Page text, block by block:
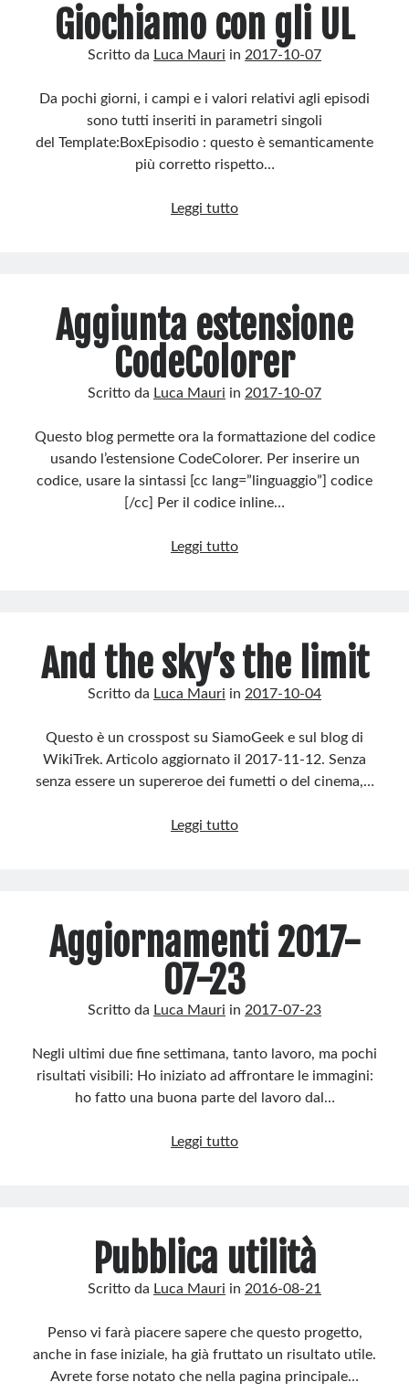
Giochiamo con gli UL
Scritto da Luca Mauri in 2017-10-07
Da pochi giorni, i campi e i valori relativi agli episodi
sono tutti inseriti in parametri singoli
del Template:BoxEpisodio : questo è semanticamente
più corretto rispetto…
Leggi tuttoGiochiamo
Aggiunta estensione
CodeColorer
Scritto da Luca Mauri in 2017-10-07
Questo blog permette ora la formattazione del codice
usando l’estensione CodeColorer. Per inserire un
codice, usare la sintassi [cc lang=”linguaggio”] codice
[/cc] Per il codice inline…
Leggi tuttoAggiunta
And the sky’s the limit
Scritto da Luca Mauri in 2017-10-04
Questo è un crosspost su SiamoGeek e sul blog di
WikiTrek. Articolo aggiornato il 2017-11-12. Senza
senza essere un supereroe dei fumetti o del cinema,…
Leggi tuttoAnd
Aggiornamenti 2017-
07-23
Scritto da Luca Mauri in 2017-07-23
Negli ultimi due fine settimana, tanto lavoro, ma pochi
risultati visibili: Ho iniziato ad affrontare le immagini:
ho fatto una buona parte del lavoro dal…
Leggi tuttoAggiornamenti
Pubblica utilità
Scritto da Luca Mauri in 2016-08-21
Penso vi farà piacere sapere che questo progetto,
anche in fase iniziale, ha già fruttato un risultato utile.
Avrete forse notato che nella pagina principale…